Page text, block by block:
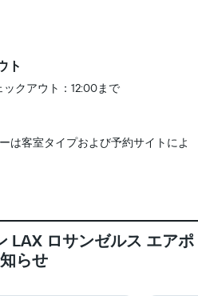
ト
クアウト：12:00まで
は客室タイプおよび予約サイトによ
LAX ロサンゼルス エアポ
らせ